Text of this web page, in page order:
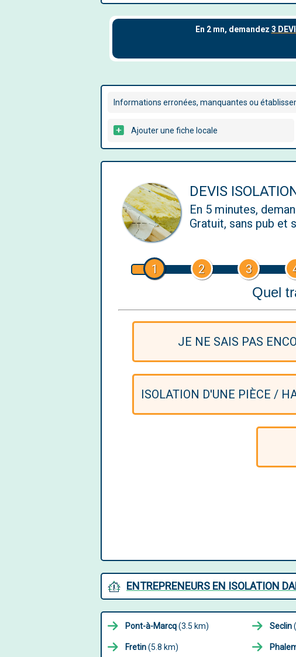
Informations erronées, manquantes ou
Ajouter une fiche locale
DEVIS
En 5 minutes,
Gratuit, sans pub et
1 2 3
Quel
JE NE SAIS PAS
ISOLATION D'UNE PIÈCE /
ENTREPRENEURS EN ISOLATION
Pont-à-Marcq(3.5 km) Seclin
Fretin(5.8 km)